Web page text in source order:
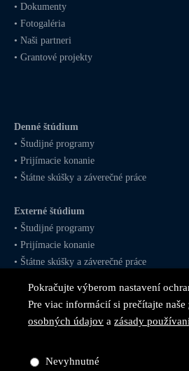
Pokračujte výberom nastavení
Pre viac informácií si prečítajte naše
osobných údajov azásady
Nevyhnutné
•Dokumenty
•Fotogaléria
•Naši partneri
•Grantové projekty
Denné štúdium
• Študijné programy
•Prijímacie konanie
• Štátne skúšky a záverečné práce
Externé štúdium
• Študijné programy
•Prijímacie konanie
• Štátne skúšky a záverečné práce
Postgraduálne štúdium
Rigorózne konanie